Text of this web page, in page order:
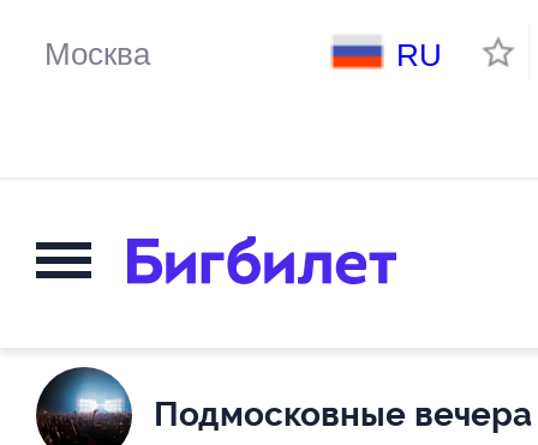
RU
Подмосковные вечера